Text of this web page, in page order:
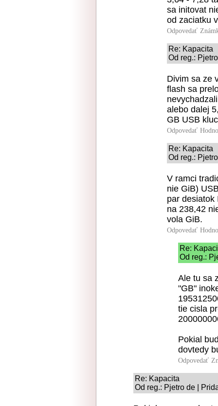
sa initovat
od zaciatku
Odpovedať
Re: Kapacita
Od reg.:
Divim sa ze
flash sa
alebo dalej
GB USB
Odpovedať
Re: Kapacita
Od reg.:
V ramci
nie GiB)
par desiatok
na 238,42
vola GiB.
Odpovedať
Re:
Od reg.:
Ale tu sa
"GB"
tie cisla
Pokial
dovtedy
Odpovedať
Re: Kapacita
Od reg.: Pjetro de |